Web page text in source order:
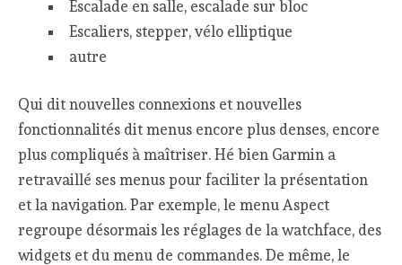
Escalade en salle, escalade sur bloc
Escaliers, stepper, vélo elliptique
autre
Qui dit nouvelles connexions et nouvelles
fonctionnalités dit menus encore plus denses, encore
plus compliqués à maîtriser. Hé bien Garmin a
retravaillé ses menus pour faciliter la présentation
et la navigation. Par exemple, le menu Aspect
regroupe désormais les réglages de la watchface, des
widgets et du menu de commandes. De même, le